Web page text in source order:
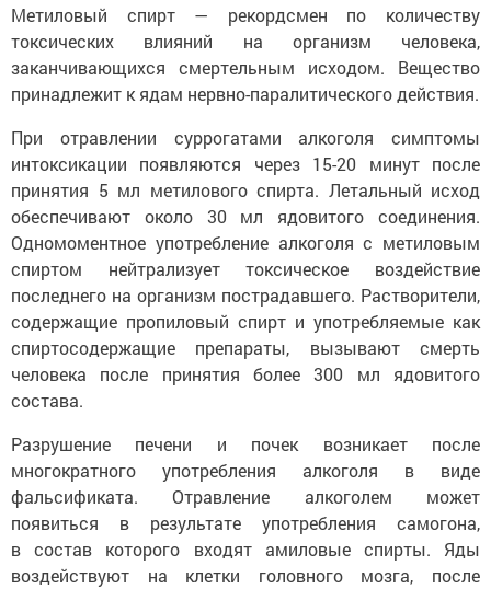
Метиловый спирт — рекордсмен по количеству
токсических влияний на организм человека,
заканчивающихся смертельным исходом. Вещество
принадлежит к ядам нервно-паралитического действия.
При отравлении суррогатами алкоголя симптомы
интоксикации появляются через 15-20 минут после
принятия 5 мл метилового спирта. Летальный исход
обеспечивают около 30 мл ядовитого соединения.
Одномоментное употребление алкоголя с метиловым
спиртом нейтрализует токсическое воздействие
последнего на организм пострадавшего. Растворители,
содержащие пропиловый спирт и употребляемые как
спиртосодержащие препараты, вызывают смерть
человека после принятия более 300 мл ядовитого
состава.
Разрушение печени и почек возникает после
многократного употребления алкоголя в виде
фальсификата. Отравление алкоголем может
появиться в результате употребления самогона,
в состав которого входят амиловые спирты. Яды
воздействуют на клетки головного мозга, после